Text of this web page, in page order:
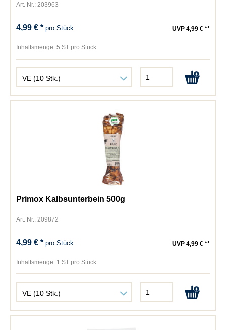
Art. Nr.: 203963
4,99 € *pro Stück UVP 4,99 € **
Inhaltsmenge: 5 ST pro Stück
Primox Kalbsunterbein 500g
Art. Nr.: 209872
4,99 € *pro Stück UVP 4,99 € **
Inhaltsmenge: 1 ST pro Stück